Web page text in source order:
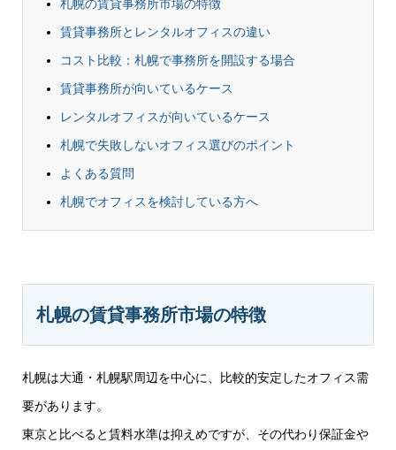
札幌の賃貸事務所市場の特徴
賃貸事務所とレンタルオフィスの違い
コスト比較：札幌で事務所を開設する場合
賃貸事務所が向いているケース
レンタルオフィスが向いているケース
札幌で失敗しないオフィス選びのポイント
よくある質問
札幌でオフィスを検討している方へ
札幌の賃貸事務所市場の特徴
札幌は大通・札幌駅周辺を中心に、比較的安定したオフィス需
要があります。
東京と比べると賃料水準は抑えめですが、その代わり保証金や